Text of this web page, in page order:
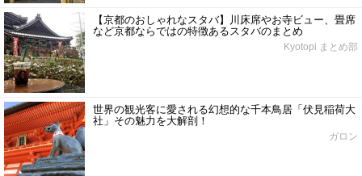
【京都のおしゃれなスタバ】川床席やお寺ビュー、畳席
など京都ならではの特徴あるスタバのまとめ
Kyotopi まとめ部
世界の観光客に愛される幻想的な千本鳥居「伏見稲荷大
社」その魅力を大解剖！
ガロン